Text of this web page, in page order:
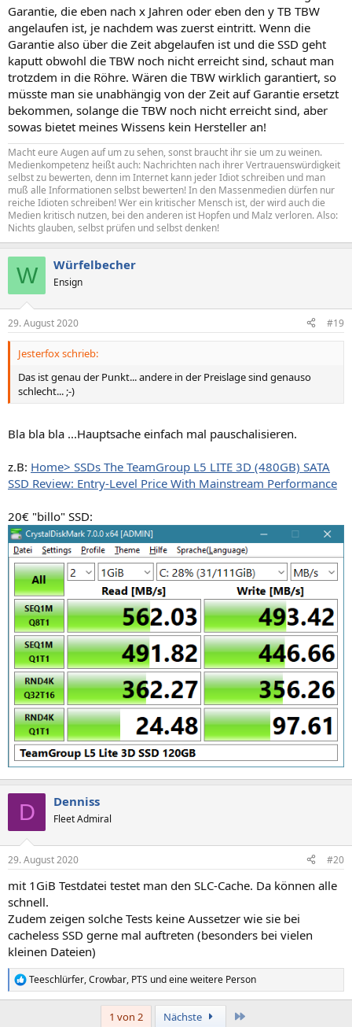
Garantie, die eben nach x Jahren oder eben den y TB TBW
angelaufen ist, je nachdem was zuerst eintritt. Wenn die
Garantie also über die Zeit abgelaufen ist und die SSD geht
kaputt obwohl die TBW noch nicht erreicht sind, schaut man
trotzdem in die Röhre. Wären die TBW wirklich garantiert, so
müsste man sie unabhängig von der Zeit auf Garantie ersetzt
bekommen, solange die TBW noch nicht erreicht sind, aber
sowas bietet meines Wissens kein Hersteller an!
Macht eure Augen auf um zu sehen, sonst braucht ihr sie um zu weinen.
Medienkompetenz heißt auch: Nachrichten nach ihrer Vertrauenswürdigkeit
selbst zu bewerten, denn im Internet kann jeder Idiot schreiben und man
muß alle Informationen selbst bewerten! In den Massenmedien dürfen nur
reiche Idioten schreiben! Wer ein kritischer Mensch ist, der wird auch die
Medien kritisch nutzen, bei den anderen ist Hopfen und Malz verloren. Also:
Nichts glauben, selbst prüfen und selbst denken!
W Würfelbecher
Ensign
29. August 2020 #19
Jesterfox schrieb:
Das ist genau der Punkt... andere in der Preislage sind genauso
schlecht... ;-)
Bla bla bla ...Hauptsache einfach mal pauschalisieren.
z.B: Home> SSDs The TeamGroup L5 LITE 3D (480GB) SATA
SSD Review: Entry-Level Price With Mainstream Performance
20€ "billo" SSD:
D Denniss
Fleet Admiral
29. August 2020 #20
mit 1GiB Testdatei testet man den SLC-Cache. Da können alle
schnell.
Zudem zeigen solche Tests keine Aussetzer wie sie bei
cacheless SSD gerne mal auftreten (besonders bei vielen
kleinen Dateien)
R
e
Teeschlürfer,Crowbar, PTS und eine weitere Person
1 von 2 Nächste